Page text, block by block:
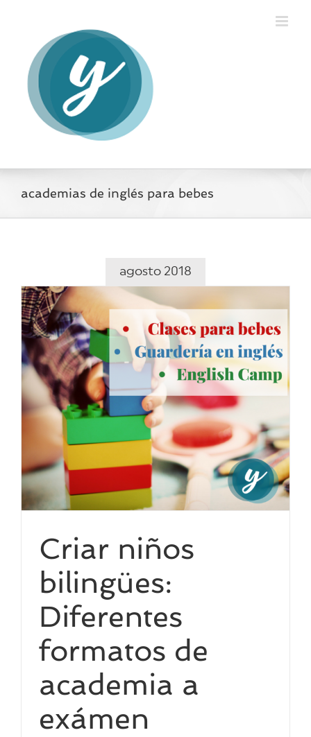
contenido
academias de inglés para bebes
agosto 2018
Criar niños
bilingües:
Diferentes
formatos de
academia a
exámen